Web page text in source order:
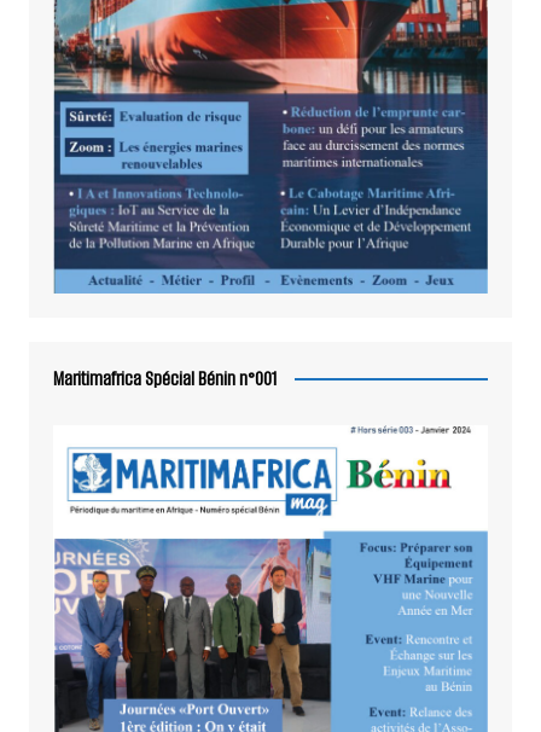
Maritimafrica Spécial Bénin n°001